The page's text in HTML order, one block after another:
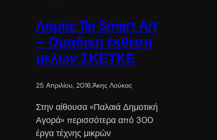
Λαμία: 11η Smart Art
– Ομαδική έκθεση
μελών ΣΚΕΤΚΕ
25 Απριλίου, 2016.Άκης Λούκας
Στην αίθουσα «Παλαιά Δημοτική
Αγορά» περισσότερα από 300
έργα τέχνης μικρών